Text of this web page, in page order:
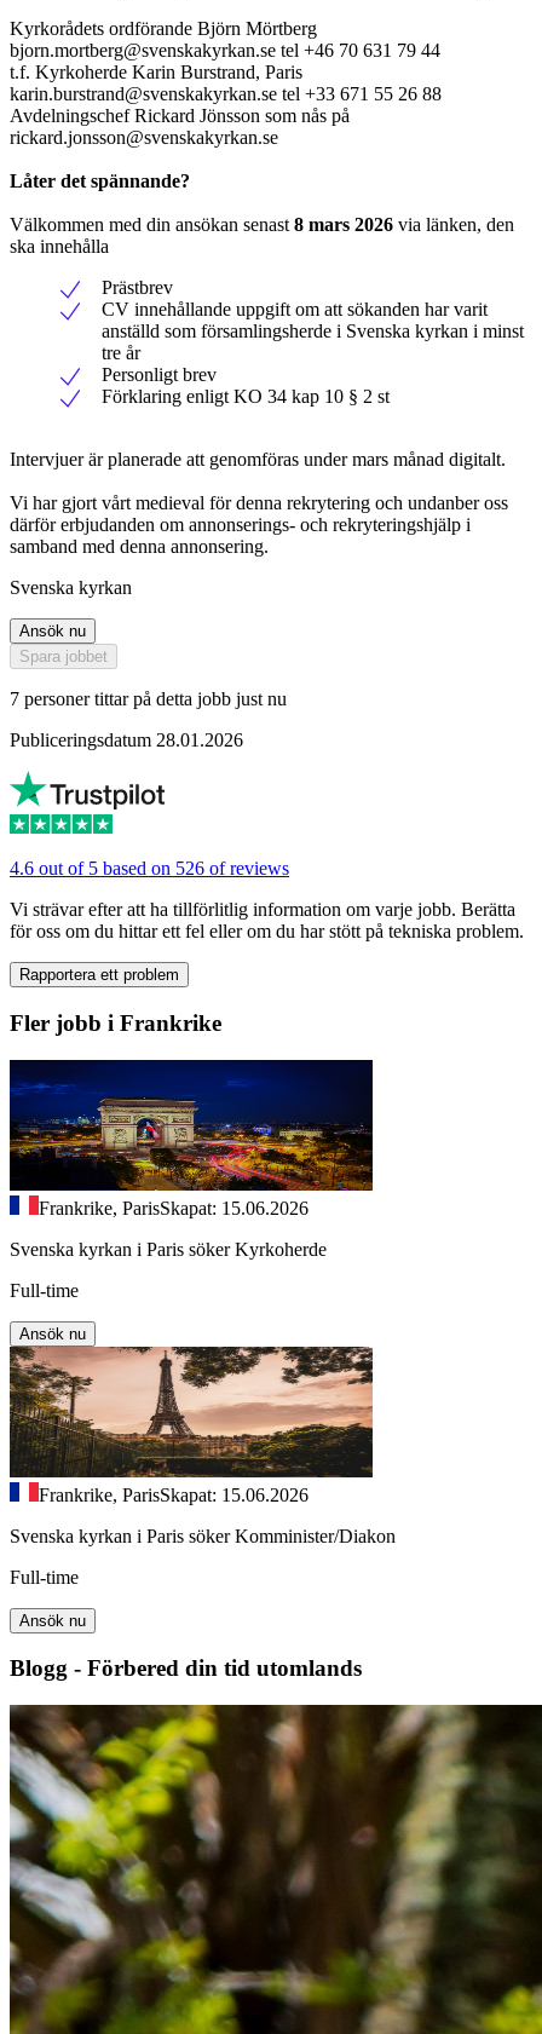
Kyrkorådets ordförande Björn Mörtberg
bjorn.mortberg@svenskakyrkan.se tel +46 70 631 79 44
t.f. Kyrkoherde Karin Burstrand, Paris
karin.burstrand@svenskakyrkan.se tel +33 671 55 26 88
Avdelningschef Rickard Jönsson som nås på
rickard.jonsson@svenskakyrkan.se
Låter det spännande?
Välkommen med din ansökan senast 8 mars 2026 via länken, den
ska innehålla
Prästbrev
CV innehållande uppgift om att sökanden har varit
anställd som församlingsherde i Svenska kyrkan i minst
tre år
Personligt brev
Förklaring enligt KO 34 kap 10 § 2 st
Intervjuer är planerade att genomföras under mars månad digitalt.
Vi har gjort vårt medieval för denna rekrytering och undanber oss
därför erbjudanden om annonserings- och rekryteringshjälp i
samband med denna annonsering.
Svenska kyrkan
Ansök nu
Spara jobbet
7 personer tittar på detta jobb just nu
Publiceringsdatum 28.01.2026
4.6 out of 5 based on 526 of reviews
Vi strävar efter att ha tillförlitlig information om varje jobb. Berätta
för oss om du hittar ett fel eller om du har stött på tekniska problem.
Rapportera ett problem
Fler jobb i Frankrike
Frankrike, ParisSkapat: 15.06.2026
Svenska kyrkan i Paris söker Kyrkoherde
Full-time
Ansök nu
Frankrike, ParisSkapat: 15.06.2026
Svenska kyrkan i Paris söker Komminister/Diakon
Full-time
Ansök nu
Blogg - Förbered din tid utomlands